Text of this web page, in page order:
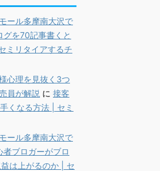
ール多摩南大沢で
グを70記事書くと
ミリタイアするチ
心理を見抜く3つ
員が解説 に 接客
くなる方法 | セミ
ール多摩南大沢で
者ブロガーがブロ
は上がるのか | セ